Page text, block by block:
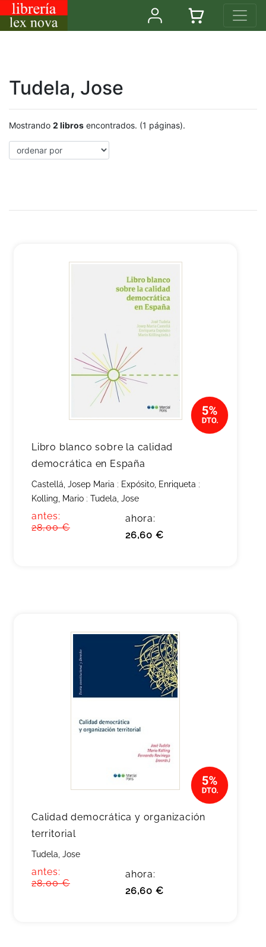
Tudela, Jose
Mostrando 2 libros encontrados. (1 páginas).
Libro blanco sobre la calidad
democrática en España
Castellá, Josep Maria ; Expósito, Enriqueta ;
Kolling, Mario ; Tudela, Jose
antes:
28,00 €
ahora:
26,60 €
Calidad democrática y organización
territorial
Tudela, Jose
antes:
28,00 €
ahora:
26,60 €